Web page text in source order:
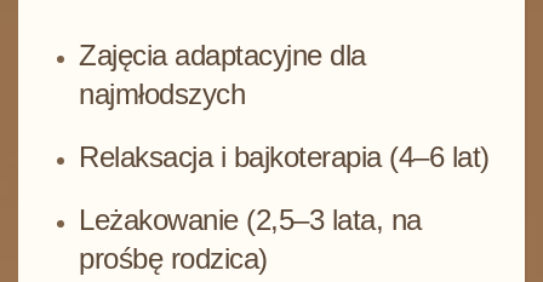
Zajęcia adaptacyjne dla
najmłodszych
Relaksacja i bajkoterapia (4–6 lat)
Leżakowanie (2,5–3 lata, na
prośbę rodzica)